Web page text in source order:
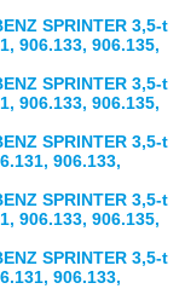
SPRINTER 3,5-t
906.133, 906.135,
SPRINTER 3,5-t
906.133, 906.135,
SPRINTER 3,5-t
906.133,
SPRINTER 3,5-t
906.133, 906.135,
SPRINTER 3,5-t
906.133,